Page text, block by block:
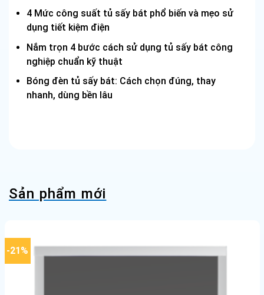
4 Mức công suất tủ sấy bát phổ biến và mẹo sử
dụng tiết kiệm điện
Nắm trọn 4 bước cách sử dụng tủ sấy bát công
nghiệp chuẩn kỹ thuật
Bóng đèn tủ sấy bát: Cách chọn đúng, thay
nhanh, dùng bền lâu
Sản phẩm mới
-21%